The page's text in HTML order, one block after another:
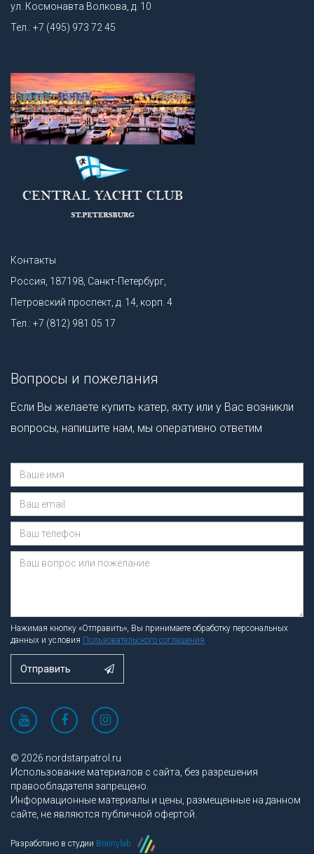
ул. Космонавта Волкова, д. 10
Тел.: +7 (495) 973 72 45
Контакты
Россия, 187198, Санкт-Петербург,
Петровский проспект, д. 14, корп. 4
Тел.: +7 (812) 981 05 17
Вопросы и пожелания
Если Вы желаете купить катер, яхту или у Вас возникли
вопросы, напишите нам, мы оперативно ответим
Нажимая кнопку «Отправить», Вы принимаете обработку персональных
данных и условия Пользовательского соглашения
Отправить
© 2026 nordstarpatrol.ru
Использование материалов с сайта, без разрешения
правообладателя запрещено.
Информационные материалы и цены, размещенные на данном
сайте, не являются публичной офертой.
Разработано в студии Brainylab